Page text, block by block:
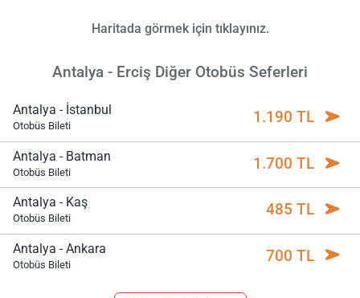
Haritada görmek için tıklayınız.
Antalya - Erciş Diğer Otobüs Seferleri
Antalya - İstanbul
Otobüs Bileti 1.190 TL
Antalya - Batman
Otobüs Bileti 1.700 TL
Antalya - Kaş
Otobüs Bileti 485 TL
Antalya - Ankara
Otobüs Bileti 700 TL